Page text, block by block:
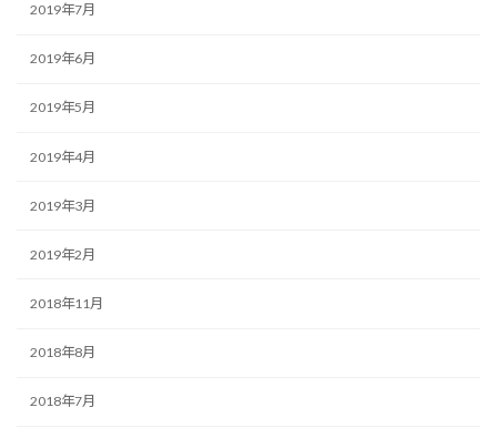
2019年7月
2019年6月
2019年5月
2019年4月
2019年3月
2019年2月
2018年11月
2018年8月
2018年7月